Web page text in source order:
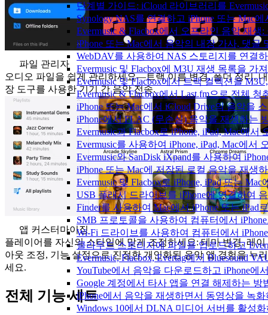
단계별 가이드: iCloud 라이브러리를
Synology NAS를 연결하고 iPhone 또는 Mac
Evermusic & Flacbox에서 오프라인 음악 재
iPhone 또는 Mac에서 음악의 내장 가사, 댓글
WebDAV를 사용하여 NAS 스토리지를 연결
Evermusic 및 Flacbox에 M3U 재생 목록을 가
Evermusic 및 Flacbox에서 트랙 컬렉션을
Evermusic & Flacbox에서 Last.fm으로 전체 청
iPhone 또는 Mac에서 iCloud Drive의 음악을
iPhone에서 FLAC (무손실) 음악을 재생하는
Evermusic과 Flacbox로 iPhone, iPad, Mac에
Evermusic를 사용하여 iPhone, iPad, Mac에서
Evermusic와 SanDisk iXpand를 사용하여
iPhone 또는 Mac에 저장된 로컬 음악을 재생
Evermusic 및 Flacbox로 iPhone, iPad 또는
USB 플래시 드라이브를 iPhone에 연결하여
Finder를 사용하여 Mac에서 iPhone 또는 iPad
SMB 프로토콜을 사용하여 컴퓨터에서
Wi-Fi 드라이브를 사용하여 컴퓨터에서
클라우드 스토리지에 파일을 업로드하고
Evermusic, Flacbox, Evertag에서 Bluesound
YouTube에서 음악을 다운로드하고 iPhone에
Google 계정에서 타사 앱을 연결 해제하는 방
iPhone에서 음악을 재생하면서 동영상을 녹
Windows 10에서 DLNA 미디어 서버를 활성
파일 관리자
오디오 파일을 쉽게 관리하세요—트랙 이름 변경, 폴더 정리, 내
장 도구를 사용한 기기 간 음악 전송.
앱 커스터마이징
플레이어를 자신의 스타일에 맞게 조정하세요: 테마 변경, 레이
아웃 조정, 기능 설정으로 진정한 개인화된 음악 앱 경험을 누리
세요.
전체 기능 세트